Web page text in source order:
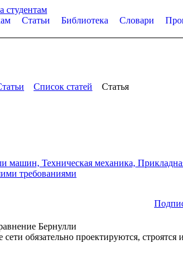
Статьи Библиотека Словари
Список статей Статья
машин, Техническая механика,
требованиями
Бернулли
обязательно проектируются,